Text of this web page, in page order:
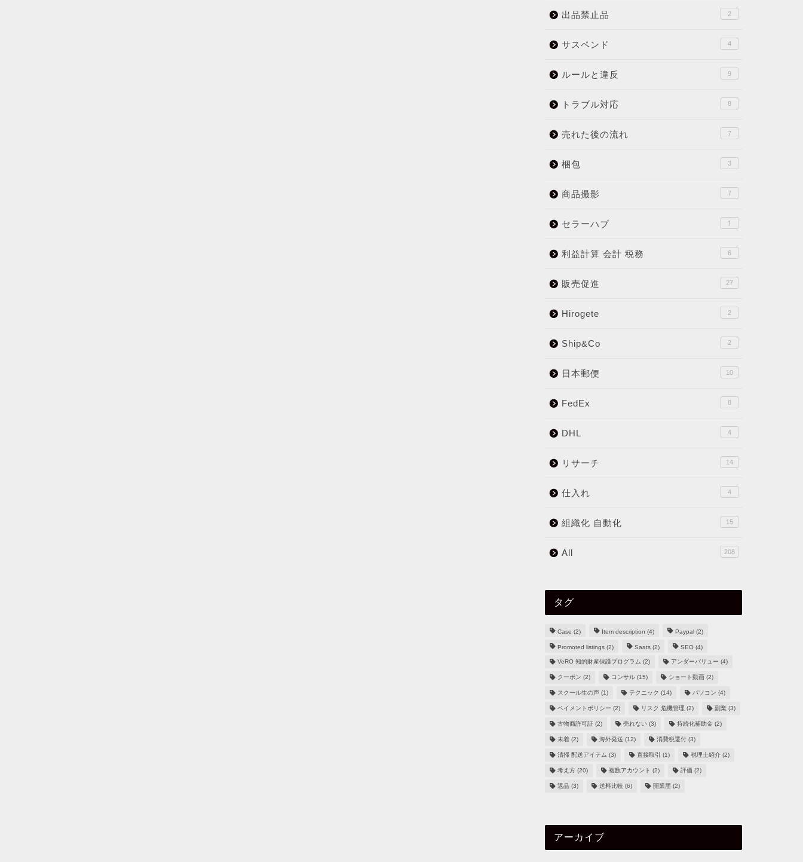
出品禁止品 2
サスペンド 4
ルールと違反 9
トラブル対応 8
売れた後の流れ 7
梱包 3
商品撮影 7
セラーハブ 1
利益計算 会計 税務 6
販売促進 27
Hirogete 2
Ship&Co 2
日本郵便 10
FedEx 8
DHL 4
リサーチ 14
仕入れ 4
組織化 自動化 15
All 208
タグ
Case (2) Item description (4) Paypal(2)
Promoted listings(2) Saats(2) SEO(4)
VeRO 知的財産保護プログラム (2) アンダーバリュー (4)
クーポン (2) コンサル(15) ショート動画(2)
スクール生の声(1) テクニック (14) パソコン (4)
ペイメントポリシー (2) リスク 危機管理 (2) 副業 (3)
古物商許可証(2) 売れない(3) 持続化補助金(2)
未着(2) 海外発送 (12) 消費税還付(3)
清掃 配送アイテム (3) 直接取引 (1) 税理士紹介(2)
考え方(20) 複数アカウント (2) 評価 (2)
返品(3) 送料比較 (6) 開業届 (2)
アーカイブ